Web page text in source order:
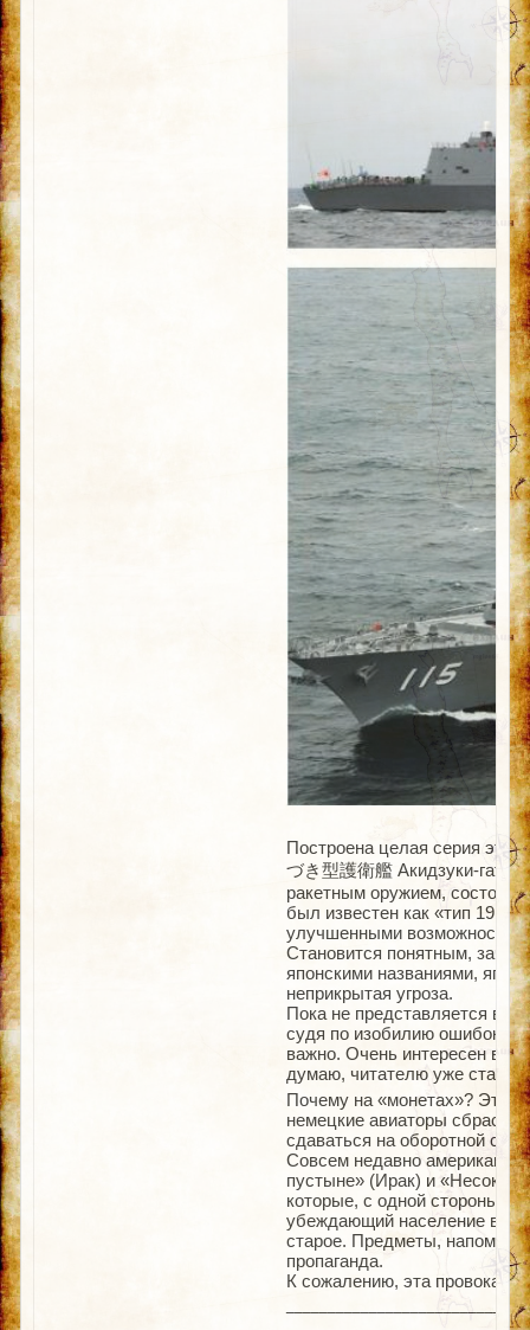
Построена целая серия
づき型護衛艦 Акидзуки-
ракетным оружием,
был известен как «тип
улучшенными
Становится понятным,
японскими названиями,
неприкрытая угроза.
Пока не представляется
судя по изобилию ошибок и
важно. Очень интересен
думаю, читателю уже стало
Почему на «монетах»? Это
немецкие авиаторы
сдаваться на оборотной
Совсем недавно американцы
пустыне» (Ирак) и
которые, с одной стороны,
убеждающий население в
старое. Предметы,
пропаганда.
К сожалению, эта